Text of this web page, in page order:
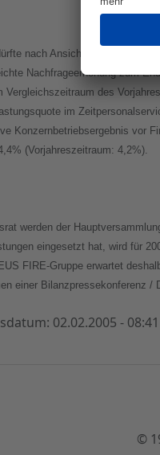
nach Ansicht des
Nachfrageerhöhung zum
Vergleichszeitraum des
im
Konzernbetriebsergebnis vor
(Vorjahreszeitraum: 4,2%).
werden der
eingesetzt hat, wird für
FIRE-Gruppe erwartet
einer Bilanzpressekonferenz /
02.02.2005 - 08:41
©